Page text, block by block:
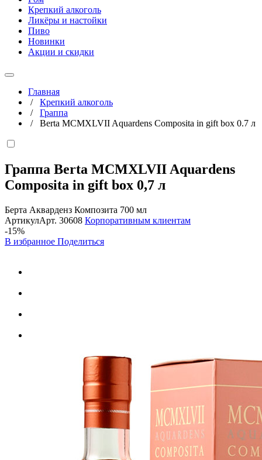
Крепкий алкоголь
Ликёры и настойки
Пиво
Новинки
Акции и скидки
Главная
/ Крепкий алкоголь
/ Граппа
/ Berta MCMXLVII Aquardens Composita in gift box 0.7 л
Граппа Berta MCMXLVII Aquardens
Composita in gift box 0,7 л
Берта Акварденз Композита 700 мл
АртикулАрт. 30608 Корпоративным клиентам
-15%
В избранное Поделиться